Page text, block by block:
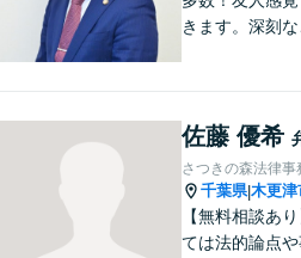
きます。深刻な
で勤務していま
員に担当事務
ズな連絡を徹底
佐藤 優希
さつきの森法律事
千葉県|木更津
【無料相談あ
ては法的論点